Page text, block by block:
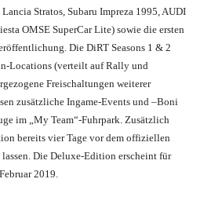
Stratos, Subaru Impreza 1995, AUDI
OMSE SuperCar Lite) sowie die ersten
Die DiRT Seasons 1 & 2
Locations (verteilt auf Rally und
Freischaltungen weiterer
zusätzliche Ingame-Events und –Boni
im „My Team“-Fuhrpark. Zusätzlich
bereits vier Tage vor dem offiziellen
Die Deluxe-Edition erscheint für
2019.